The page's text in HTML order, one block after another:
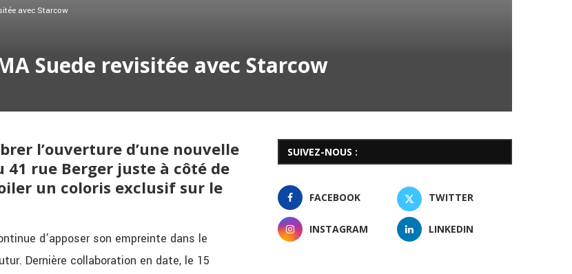
avec Starcow
Suede revisitée avec Starcow
l’ouverture d’une nouvelle
rue Berger juste à côté de
un coloris exclusif sur le
d’apposer son empreinte dans le
Dernière collaboration en date, le 15
SUIVEZ-NOUS :
FACEBOOK TWITTER
INSTAGRAM LINKEDIN